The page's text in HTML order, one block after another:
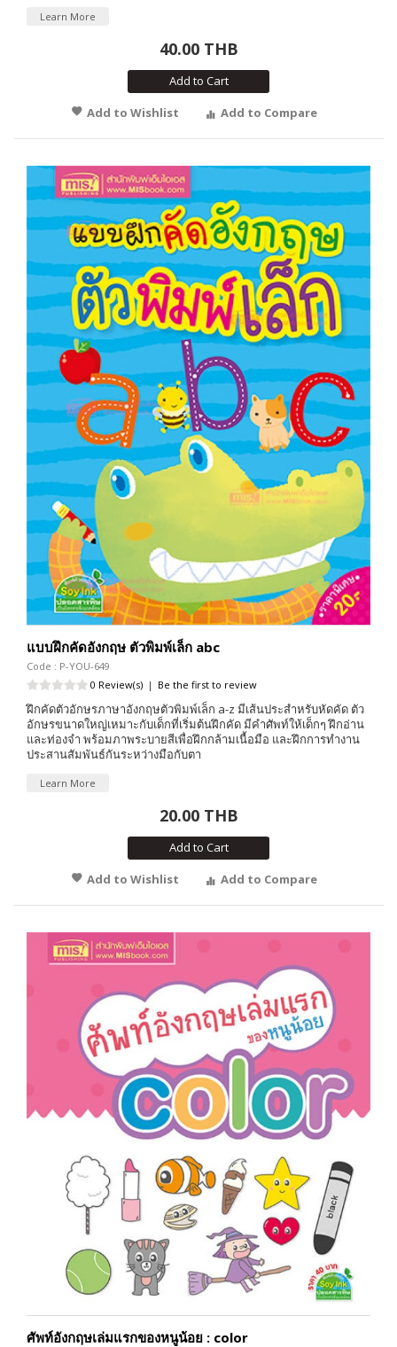
Learn More
40.00 THB
Add to Cart
Add to Wishlist
Add to Compare
แบบฝึกคัดอังกฤษ ตัวพิมพ์เล็ก abc
Code : P-YOU-649
0 Review(s) | Be the first to review
ฝึกคัดตัวอักษรภาษาอังกฤษตัวพิมพ์เล็ก a-z มีเส้นประสำหรับหัดคัด ตัว
อักษรขนาดใหญ่เหมาะกับเด็กที่เริ่มต้นฝึกคัด มีคำศัพท์ให้เด็กๆ ฝึกอ่าน
และท่องจำ พร้อมภาพระบายสีเพื่อฝึกกล้ามเนื้อมือ และฝึกการทำงาน
ประสานสัมพันธ์กันระหว่างมือกับตา
Learn More
20.00 THB
Add to Cart
Add to Wishlist
Add to Compare
ศัพท์อังกฤษเล่มแรกของหนูน้อย : color